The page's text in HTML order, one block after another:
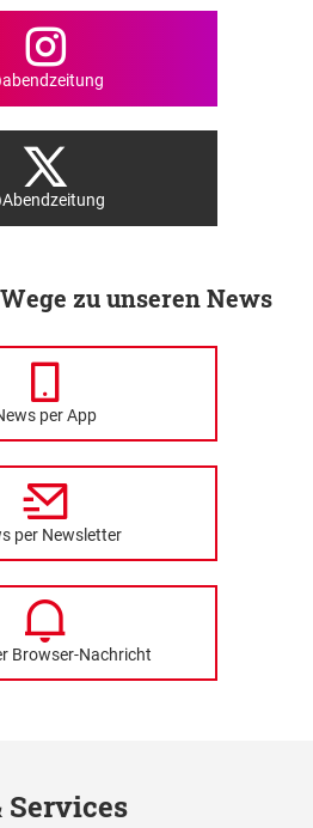
zu unseren News
per App
per Newsletter
Browser-Nachricht
Services